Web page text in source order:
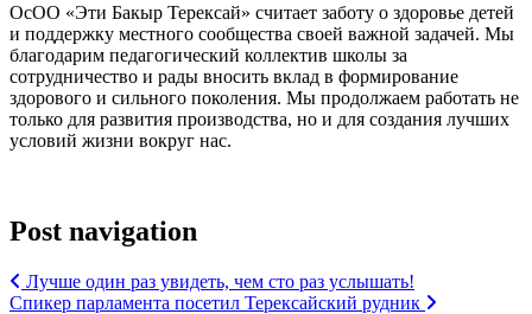
ОсОО «Эти Бакыр Терексай» считает заботу о здоровье детей
и поддержку местного сообщества своей важной задачей. Мы
благодарим педагогический коллектив школы за
сотрудничество и рады вносить вклад в формирование
здорового и сильного поколения. Мы продолжаем работать не
только для развития производства, но и для создания лучших
условий жизни вокруг нас.
Post navigation
Лучше один раз увидеть, чем сто раз услышать!
Спикер парламента посетил Терексайский рудник